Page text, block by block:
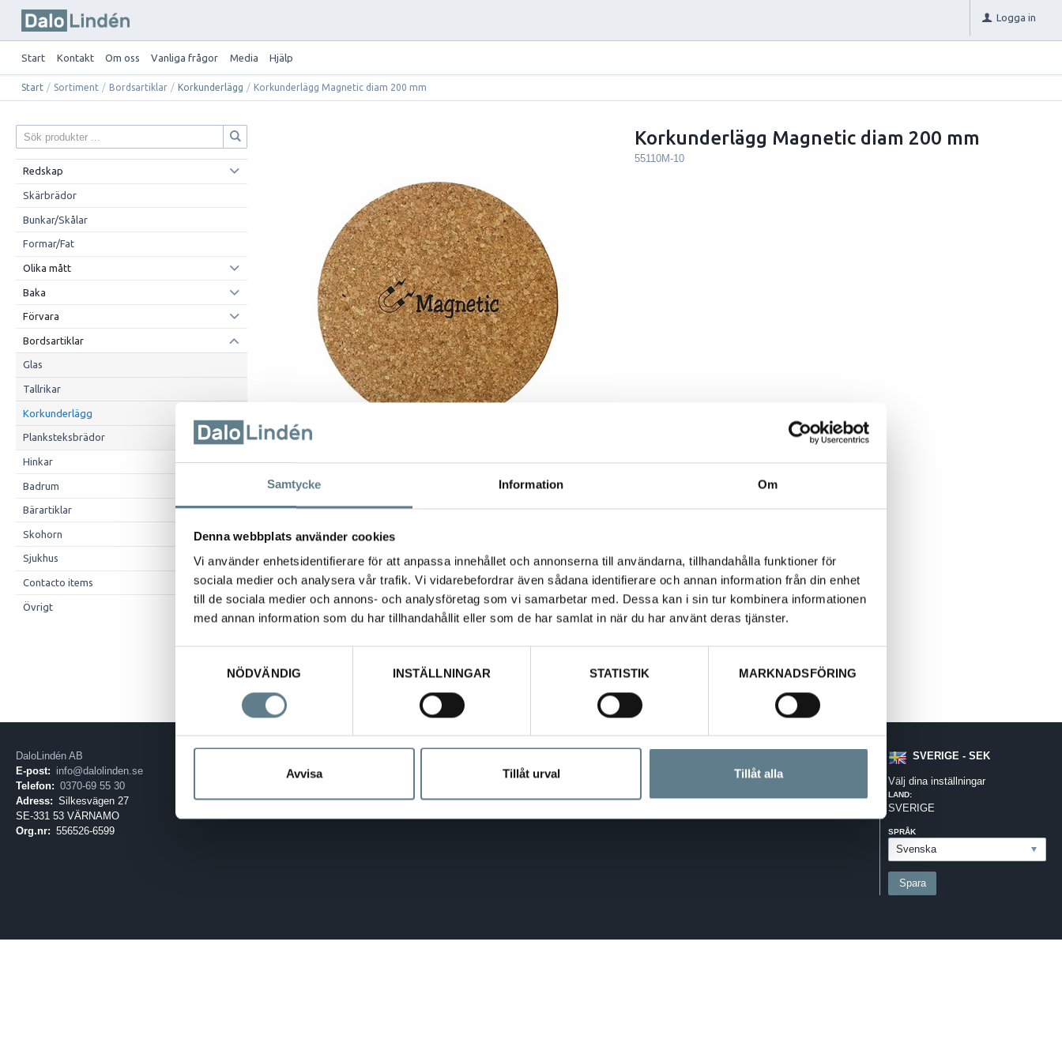
Samtycke Information Om
Denna webbplats använder cookies
Vi använder enhetsidentifierare för att anpassa innehållet och annonserna till användarna, tillhandahålla funktioner för
sociala medier och analysera vår trafik. Vi vidarebefordrar även sådana identifierare och annan information från din enhet
till de sociala medier och annons- och analysföretag som vi samarbetar med. Dessa kan i sin tur kombinera informationen
med annan information som du har tillhandahållit eller som de har samlat in när du har använt deras tjänster.
NÖDVÄNDIG
INSTÄLLNINGAR STATISTIK MARKNADSFÖRING
Avvisa Tillåt urval Tillåt alla
Logga in
Start Kontakt Om oss Vanliga frågor Media Hjälp
Start / Sortiment / Bordsartiklar / Korkunderlägg / Korkunderlägg Magnetic diam 200 mm
Redskap
Skärbrädor
Bunkar/Skålar
Formar/Fat
Olika mått
Baka
Förvara
Bordsartiklar
Glas
Tallrikar
Korkunderlägg
Planksteksbrädor
Hinkar
Badrum
Bärartiklar
Skohorn
Sjukhus
Contacto items
Övrigt
Korkunderlägg Magnetic diam 200 mm
55110M-10
Beskrivning
Fäster på samtliga grytor med magnetisk botten, t ex gjutjärn och kärl anpassade för induktionsplatta.
DaloLindén AB
E-post: info@dalolinden.se
Telefon: 0370-69 55 30
Adress: Silkesvägen 27
SE-331 53 VÄRNAMO
Org.nr: 556526-6599
SVERIGE - SEK
Välj dina inställningar
LAND:
SVERIGE
SPRÅK